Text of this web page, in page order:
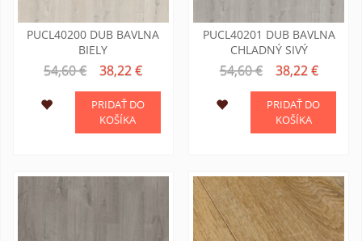
PUCL40200 DUB BAVLNA
BIELY
54,60 € 38,22 €
PRIDAŤ DO
KOŠÍKA
PUCL40201 DUB BAVLNA
CHLADNÝ SIVÝ
54,60 € 38,22 €
PRIDAŤ DO
KOŠÍKA